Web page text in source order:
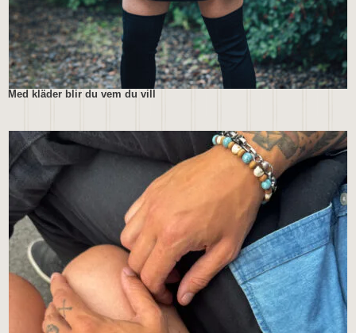
Med kläder blir du vem du vill